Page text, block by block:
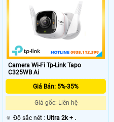
Camera Wi-Fi Tp-Link Tapo
C325WB Ai
Giá Bán: 5%-35%
Giá gốc: Liên hệ
🔅 Độ sắc nét :Ultra 2k + .